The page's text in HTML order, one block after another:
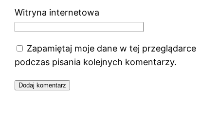
Witryna internetowa
Zapamiętaj moje dane w tej przeglądarce
podczas pisania kolejnych komentarzy.